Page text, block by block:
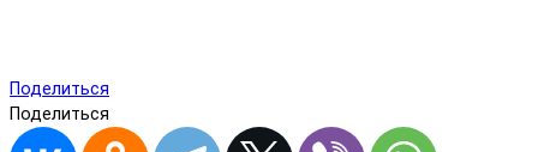
Поделиться
Поделиться